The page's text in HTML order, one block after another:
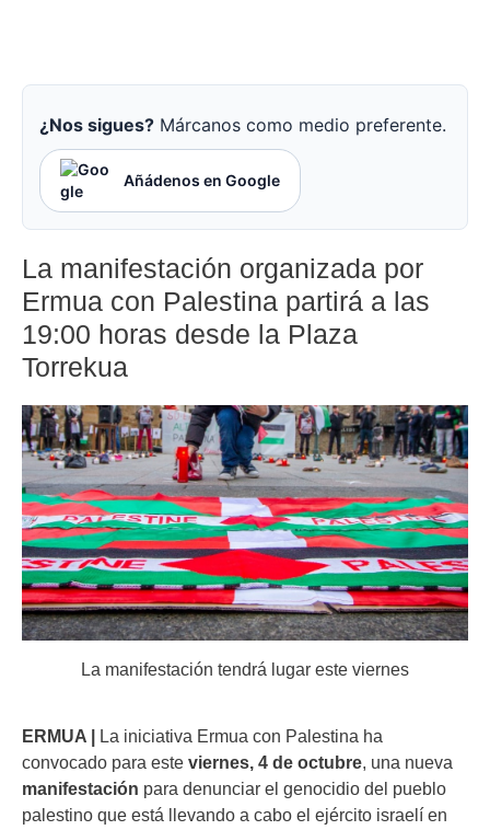
¿Nos sigues? Márcanos como medio preferente.
Añádenos en Google
La manifestación organizada por
Ermua con Palestina partirá a las
19:00 horas desde la Plaza
Torrekua
La manifestación tendrá lugar este viernes
ERMUA |
La iniciativa Ermua con Palestina ha
convocado para este viernes, 4 de octubre, una nueva
manifestación para denunciar el genocidio del pueblo
palestino que está llevando a cabo el ejército israelí en